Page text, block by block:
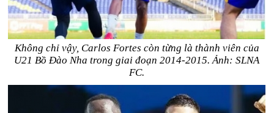
Không chỉ vậy, Carlos Fortes còn từng là thành viên của
U21 Bồ Đào Nha trong giai đoạn 2014-2015. Ảnh: SLNA
FC.